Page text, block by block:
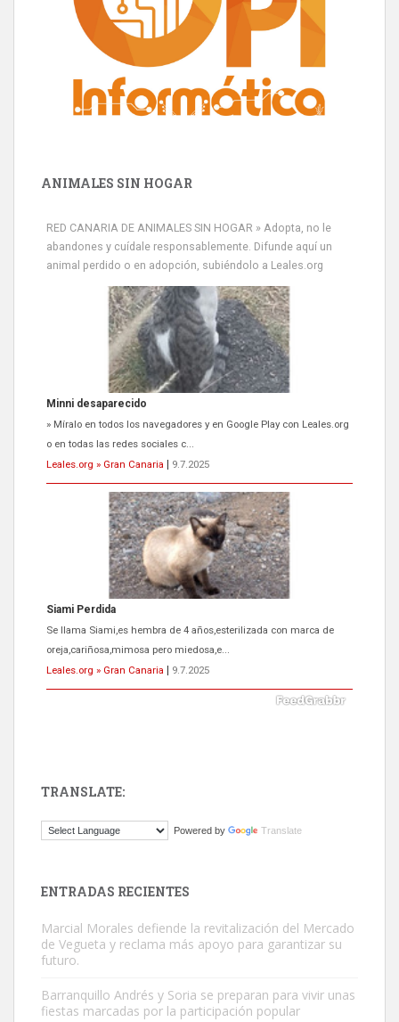
ANIMALES SIN HOGAR
RED CANARIA DE ANIMALES SIN HOGAR » Adopta, no le
abandones y cuídale responsablemente. Difunde aquí un
animal perdido o en adopción, subiéndolo a Leales.org
Minni desaparecido
» Míralo en todos los navegadores y en Google Play con Leales.org
o en todas las redes sociales c...
Leales.org » Gran Canaria
9.7.2025
Siami Perdida
Se llama Siami,es hembra de 4 años,esterilizada con marca de
oreja,cariñosa,mimosa pero miedosa,e...
Leales.org » Gran Canaria
9.7.2025
El ayuntamiento se va a llevar a Los Gatos callejeros de la zona los
TRANSLATE:
Powered by Translate
ENTRADAS RECIENTES
Marcial Morales defiende la revitalización del Mercado
de Vegueta y reclama más apoyo para garantizar su
futuro.
Barranquillo Andrés y Soria se preparan para vivir unas
fiestas marcadas por la participación popular